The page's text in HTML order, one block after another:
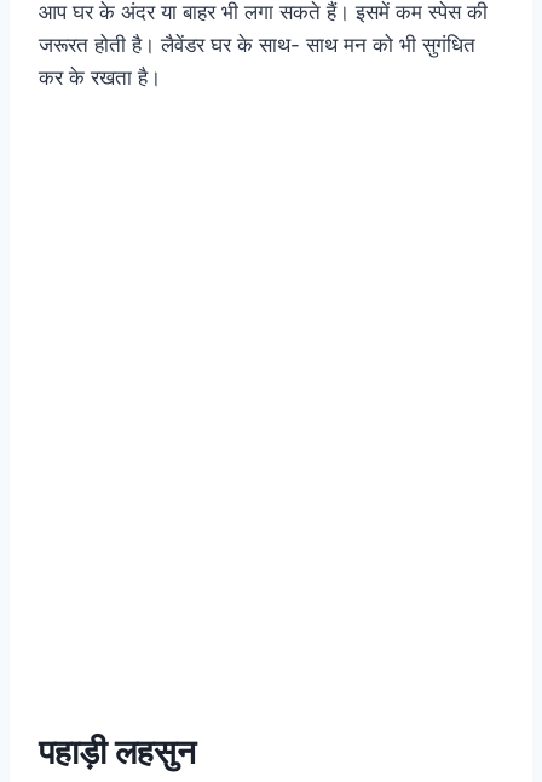
आप घर के अंदर या बाहर भी लगा सकते हैं। इसमें कम स्पेस की
जरूरत होती है। लैवेंडर घर के साथ- साथ मन को भी सुगंधित
कर के रखता है।
पहाड़ी लहसुन